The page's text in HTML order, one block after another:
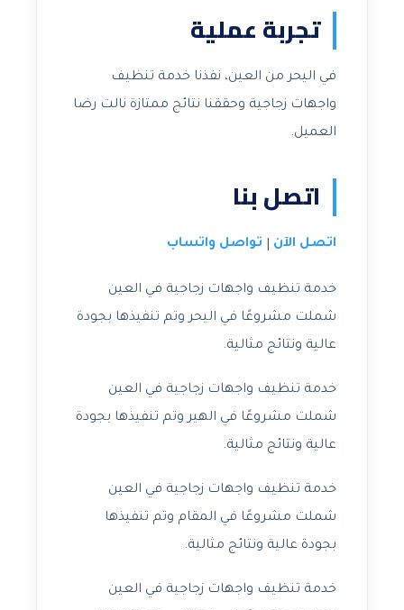
تجربة عملية
في اليحر من العين، نفذنا خدمة تنظيف
واجهات زجاجية وحققنا نتائج ممتازة نالت رضا
العميل.
اتصل بنا
اتصل الآن تواصل واتساب
خدمة تنظيف واجهات زجاجية في العين
شملت مشروعًا في اليحر وتم تنفيذها بجودة
عالية ونتائج مثالية.
خدمة تنظيف واجهات زجاجية في العين
شملت مشروعًا في الهير وتم تنفيذها بجودة
عالية ونتائج مثالية.
خدمة تنظيف واجهات زجاجية في العين
شملت مشروعًا في المقام وتم تنفيذها
بجودة عالية ونتائج مثالية.
خدمة تنظيف واجهات زجاجية في العين